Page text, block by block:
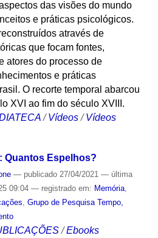
das visões do mundo
e práticas psicológicos.
através de
que focam fontes,
atores do processo de
e práticas
O recorte temporal abarcou
XVI ao fim do século XVIII.
/Vídeos /Vídeos
Quantos Espelhos?
— publicado27/04/2021 — última
09:04 — registrado em: Memória,
Grupo de Pesquisa Tempo,
/Ebooks